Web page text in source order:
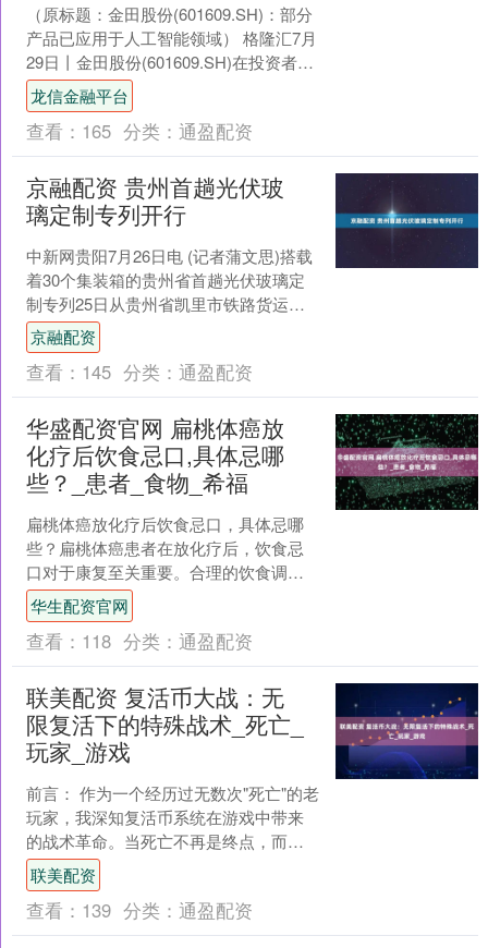
（原标题：金田股份(601609.SH)：部分
产品已应用于人工智能领域） 格隆汇7月
29日丨金田股份(601609.SH)在投资者互
动平台表示，公司在人工智能领....
龙信金融平台
查看： 165 分类： 通盈配资
京融配资 贵州首趟光伏玻
璃定制专列开行
中新网贵阳7月26日电 (记者蒲文思)搭载
着30个集装箱的贵州省首趟光伏玻璃定
制专列25日从贵州省凯里市铁路货运场
开行。此趟专列计划开往江苏省东灶
港，再通过铁海....
京融配资
查看： 145 分类： 通盈配资
华盛配资官网 扁桃体癌放
化疗后饮食忌口,具体忌哪
些？_患者_食物_希福
扁桃体癌放化疗后饮食忌口，具体忌哪
些？扁桃体癌患者在放化疗后，饮食忌
口对于康复至关重要。合理的饮食调整
既能减轻治疗带来的副作用，又能为身
体提供必要的营养支持。 ....
华生配资官网
查看： 118 分类： 通盈配资
联美配资 复活币大战：无
限复活下的特殊战术_死亡_
玩家_游戏
前言： 作为一个经历过无数次"死亡"的老
玩家，我深知复活币系统在游戏中带来
的战术革命。当死亡不再是终点，而是
战略的一部分时，整个游戏的玩法都会
发生翻天覆地的变化....
联美配资
查看： 139 分类： 通盈配资